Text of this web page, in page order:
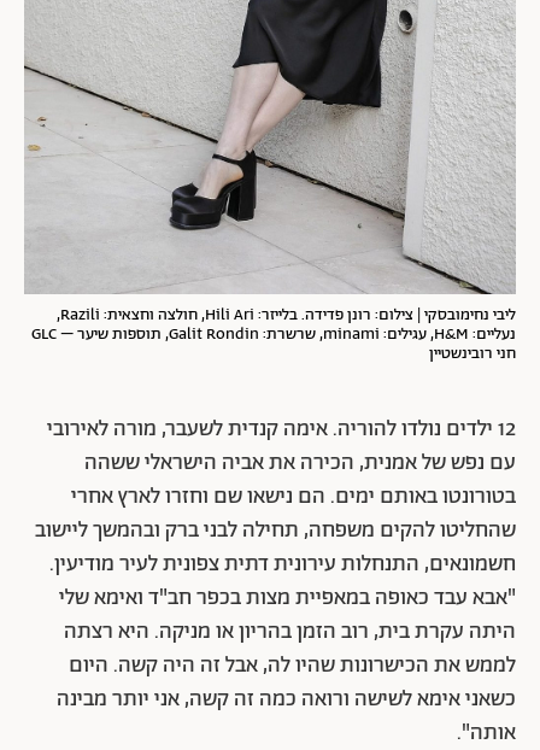
ליבי נחימובסקי | צילום: רונן פדידה. בלייזר: Hili Ari, חולצה וחצאית: Razili,
נעליים: H&M, עגילים: minami, שרשרת: Galit Rondin, תוספות שיער – GLC
חני רובינשטיין
12 ילדים נולדו להוריה. אימה קנדית לשעבר, מורה לאירובי
עם נפש של אמנית, הכירה את אביה הישראלי ששהה
בטורונטו באותם ימים. הם נישאו שם וחזרו לארץ אחרי
שהחליטו להקים משפחה, תחילה לבני ברק ובהמשך ליישוב
חשמונאים, התנחלות עירונית דתית צפונית לעיר מודיעין.
"אבא עבד כאופה במאפיית מצות בכפר חב"ד ואימא שלי
היתה עקרת בית, רוב הזמן בהריון או מניקה. היא רצתה
לממש את הכישרונות שהיו לה, אבל זה היה קשה. היום
כשאני אימא לשישה ורואה כמה זה קשה, אני יותר מבינה
אותה".